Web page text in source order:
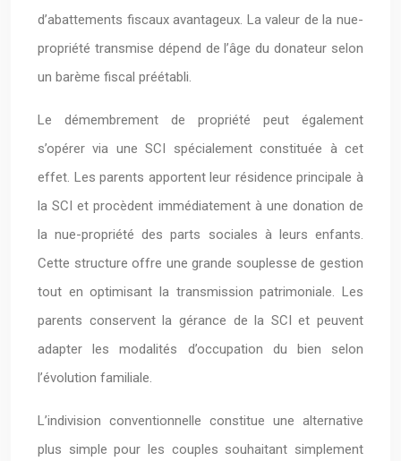
d’abattements fiscaux avantageux. La valeur de la nue-
propriété transmise dépend de l’âge du donateur selon
un barème fiscal préétabli.
Le démembrement de propriété peut également
s’opérer via une SCI spécialement constituée à cet
effet. Les parents apportent leur résidence principale à
la SCI et procèdent immédiatement à une donation de
la nue-propriété des parts sociales à leurs enfants.
Cette structure offre une grande souplesse de gestion
tout en optimisant la transmission patrimoniale. Les
parents conservent la gérance de la SCI et peuvent
adapter les modalités d’occupation du bien selon
l’évolution familiale.
L’indivision conventionnelle constitue une alternative
plus simple pour les couples souhaitant simplement